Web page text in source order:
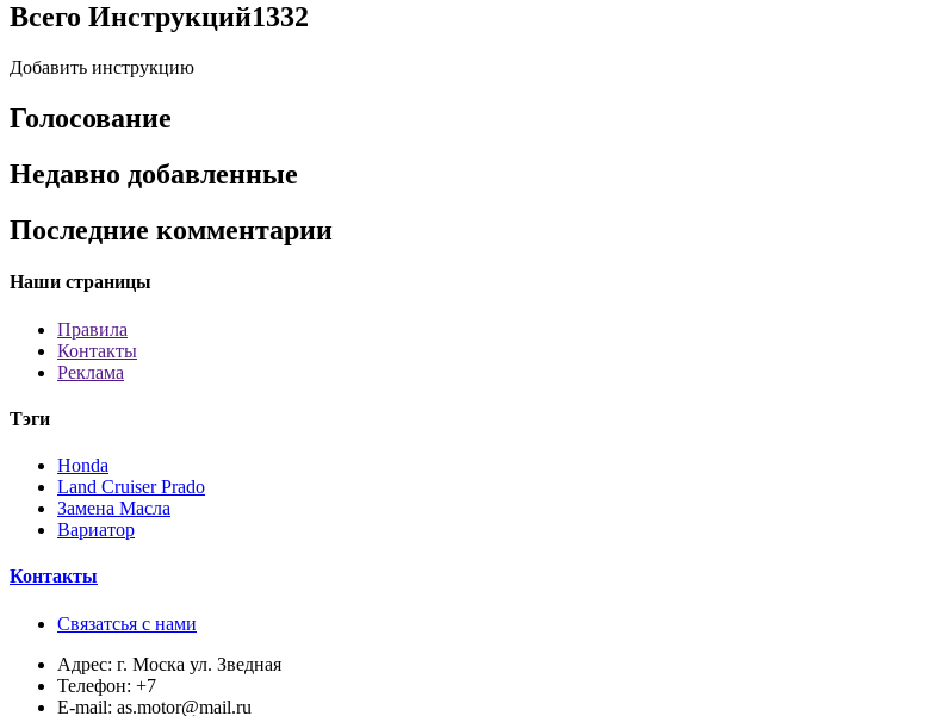
Всего Инструкций1332
Добавить инструкцию
Голосование
Недавно добавленные
Последние комментарии
Наши страницы
Правила
Контакты
Реклама
Тэги
Honda
Land Cruiser Prado
Замена Масла
Вариатор
Контакты
Связатсья с нами
Адрес: г. Моска ул. Зведная
Телефон: +7
E-mail: as.motor@mail.ru